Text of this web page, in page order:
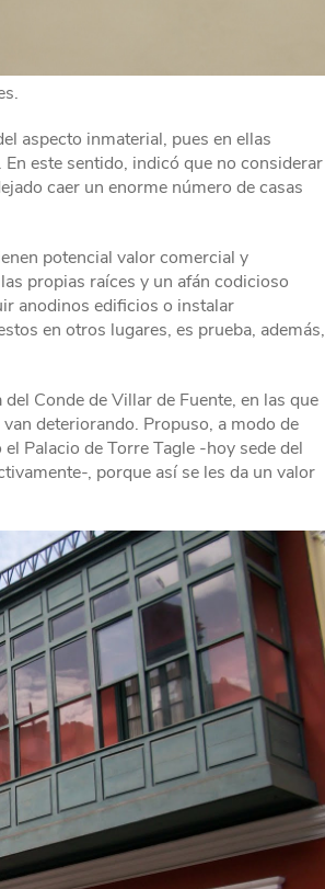
aspecto inmaterial, pues en ellas
este sentido, indicó que no considerar
caer un enorme número de casas
potencial valor comercial y
propias raíces y un afán codicioso
anodinos edificios o instalar
en otros lugares, es prueba, además,
Conde de Villar de Fuente, en las que
deteriorando. Propuso, a modo de
Palacio de Torre Tagle -hoy sede del
, porque así se les da un valor